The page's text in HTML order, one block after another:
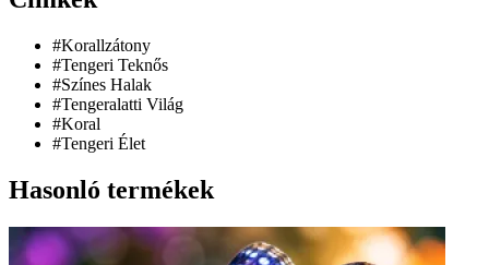
#Korallzátony
#Tengeri Teknős
#Színes Halak
#Tengeralatti Világ
#Koral
#Tengeri Élet
Hasonló termékek